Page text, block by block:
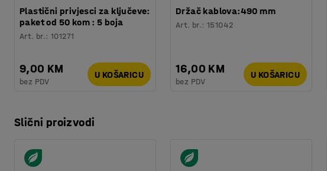
Plastični privjesci za ključeve:
paket od 50 kom : 5 boja
Art. br.:101271
9,00 KM
bez PDV
U KOŠARICU
Držač kablova:490 mm
Art. br.:151042
16,00 KM
bez PDV
U KOŠARICU
Slični proizvodi